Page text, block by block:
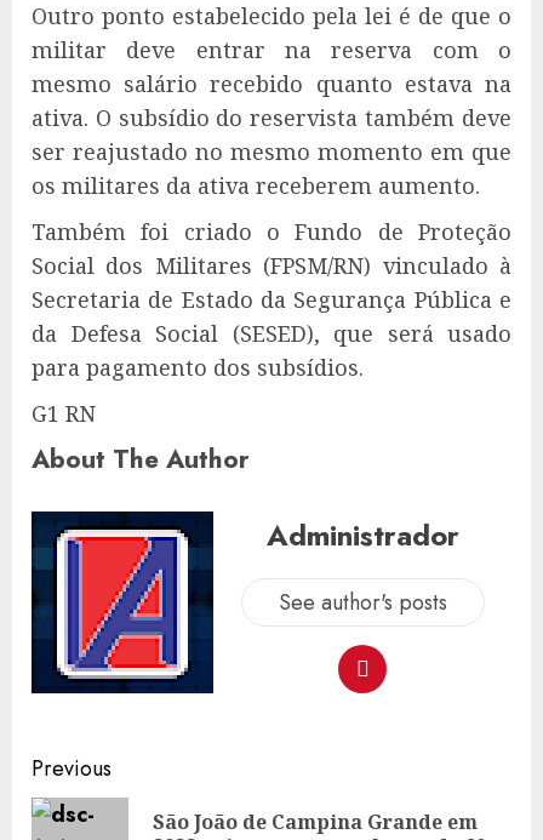
Outro ponto estabelecido pela lei é de que o
militar deve entrar na reserva com o
mesmo salário recebido quanto estava na
ativa. O subsídio do reservista também deve
ser reajustado no mesmo momento em que
os militares da ativa receberem aumento.
Também foi criado o Fundo de Proteção
Social dos Militares (FPSM/RN) vinculado à
Secretaria de Estado da Segurança Pública e
da Defesa Social (SESED), que será usado
para pagamento dos subsídios.
G1 RN
About The Author
Administrador
See author's posts
Post
navigation
Previous
São João de Campina Grande em